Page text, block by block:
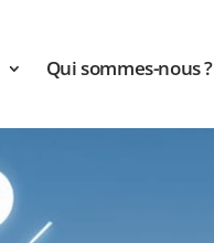
Qui sommes-nous ?